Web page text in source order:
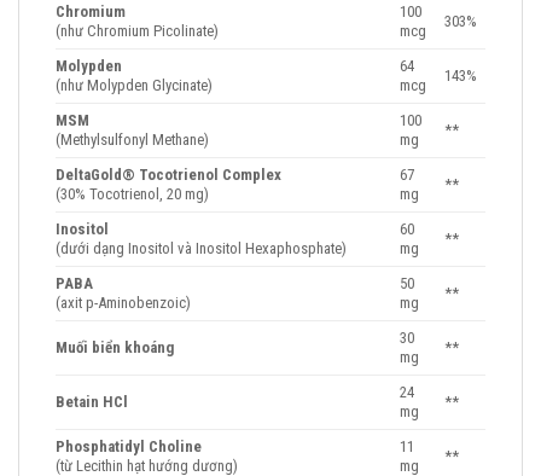
Chromium
(như Chromium Picolinate)
100
mcg
303%
Molypden
(như Molypden Glycinate)
64
mcg
143%
MSM
(Methylsulfonyl Methane)
100
mg
**
DeltaGold® Tocotrienol Complex
(30% Tocotrienol, 20 mg)
67
mg
**
Inositol
(dưới dạng Inositol và Inositol Hexaphosphate)
60
mg
**
PABA
(axit p-Aminobenzoic)
50
mg
**
Muối biển khoáng
30
mg
**
Betain HCl
24
mg
**
Phosphatidyl Choline
(từ Lecithin hạt hướng dương)
11
mg
**